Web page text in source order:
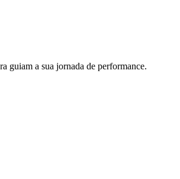
guiam a sua jornada de performance.